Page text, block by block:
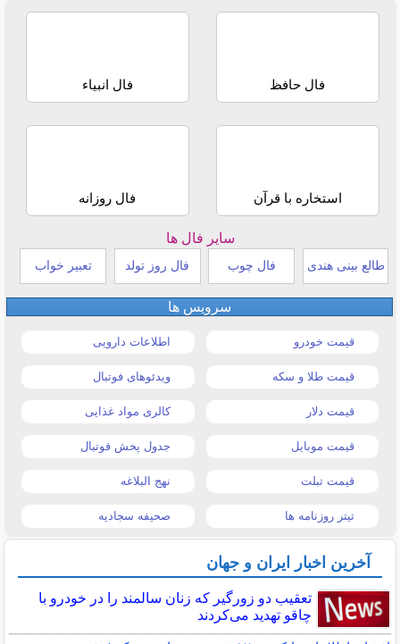
فال حافظ فال انبیاء
استخاره با قرآن فال روزانه
سایر فال ها
طالع بینی هندی فال چوب فال روز تولد تعبیر خواب
سرویس ها
قیمت خودرو اطلاعات دارویی
قیمت طلا و سکه ویدئوهای فوتبال
قیمت دلار کالری مواد غذایی
قیمت موبایل جدول پخش فوتبال
قیمت تبلت نهج البلاغه
تیتر روزنامه ها صحیفه سجادیه
آخرین اخبار ایران و جهان
تعقیب دو زورگیر که زنان سالمند را در خودرو با
چاقو تهدید می‌کردند